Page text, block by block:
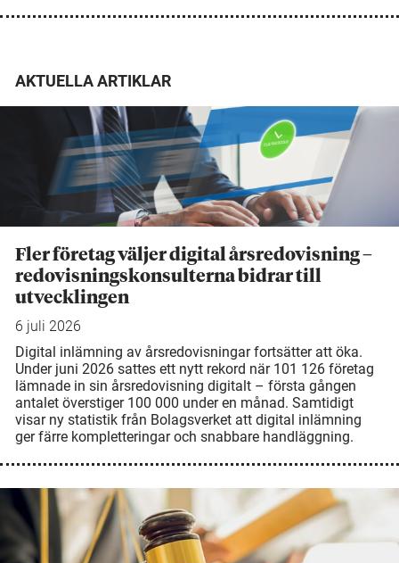
AKTUELLA ARTIKLAR
Fler företag väljer digital årsredovisning –
redovisningskonsulterna bidrar till
utvecklingen
6 juli 2026
Digital inlämning av årsredovisningar fortsätter att öka.
Under juni 2026 sattes ett nytt rekord när 101 126 företag
lämnade in sin årsredovisning digitalt – första gången
antalet överstiger 100 000 under en månad. Samtidigt
visar ny statistik från Bolagsverket att digital inlämning
ger färre kompletteringar och snabbare handläggning.